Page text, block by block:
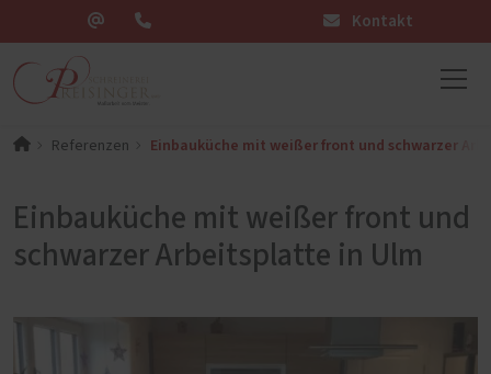
Kontakt
Referenzen Einbauküche mit weißer front und schwarzer
Einbauküche mit weißer front und
schwarzer Arbeitsplatte in Ulm